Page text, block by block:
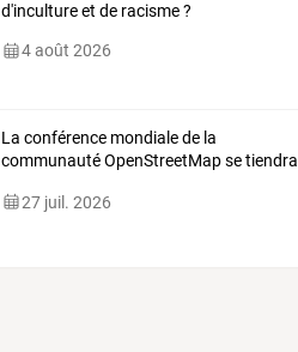
d'inculture et de racisme ?
4 août 2026
La conférence mondiale de la
communauté OpenStreetMap se tiendra
27 juil. 2026